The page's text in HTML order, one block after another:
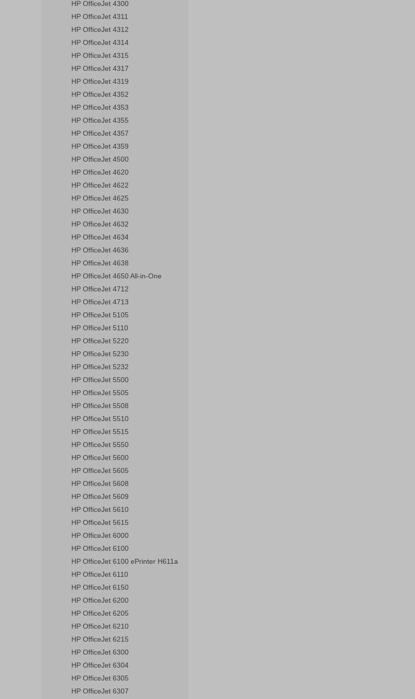
HP OfficeJet 4300
HP OfficeJet 4311
HP OfficeJet 4312
HP OfficeJet 4314
HP OfficeJet 4315
HP OfficeJet 4317
HP OfficeJet 4319
HP OfficeJet 4352
HP OfficeJet 4353
HP OfficeJet 4355
HP OfficeJet 4357
HP OfficeJet 4359
HP OfficeJet 4500
HP OfficeJet 4620
HP OfficeJet 4622
HP OfficeJet 4625
HP OfficeJet 4630
HP OfficeJet 4632
HP OfficeJet 4634
HP OfficeJet 4636
HP OfficeJet 4638
HP OfficeJet 4650 All-in-One
HP OfficeJet 4712
HP OfficeJet 4713
HP OfficeJet 5105
HP OfficeJet 5110
HP OfficeJet 5220
HP OfficeJet 5230
HP OfficeJet 5232
HP OfficeJet 5500
HP OfficeJet 5505
HP OfficeJet 5508
HP OfficeJet 5510
HP OfficeJet 5515
HP OfficeJet 5550
HP OfficeJet 5600
HP OfficeJet 5605
HP OfficeJet 5608
HP OfficeJet 5609
HP OfficeJet 5610
HP OfficeJet 5615
HP OfficeJet 6000
HP OfficeJet 6100
HP OfficeJet 6100 ePrinter H611a
HP OfficeJet 6110
HP OfficeJet 6150
HP OfficeJet 6200
HP OfficeJet 6205
HP OfficeJet 6210
HP OfficeJet 6215
HP OfficeJet 6300
HP OfficeJet 6304
HP OfficeJet 6305
HP OfficeJet 6307